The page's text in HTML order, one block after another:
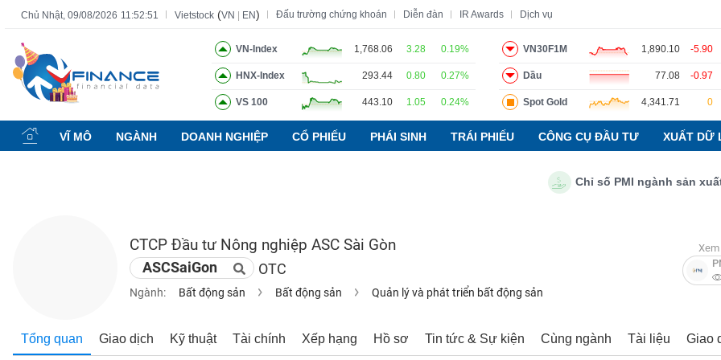
Chủ Nhật, 09/08/2026 11:52:52 Vietstock (VN EN) Đấu trường chứng khoán Diễn đàn IR Awards Dịch vụ
VN-Index 1,768.06 3.28 0.19%
HNX-Index 293.44 0.80 0.27%
VS 100 443.10 1.05 0.24%
VN30F1M 1,890.10 -5.90
Dầu 77.08 -0.97
Spot Gold 4,341.71 0
VĨ MÔ NGÀNH DOANH NGHIỆP CỔ PHIẾU PHÁI SINH TRÁI PHIẾU CÔNG CỤ ĐẦU TƯ XUẤT DỮ
Chỉ số PMI ngành sản xuất
CTCP Đầu tư Nông nghiệp ASC Sài Gòn
ASCSaiGon OTC
Ngành: Bất động sản Bất động sản Quản lý và phát triển bất động sản
Tổng quan Giao dịch Kỹ thuật Tài chính Xếp hạng Hồ sơ Tin tức & Sự kiện Cùng ngành Tài liệu Giao
Tất cả Tính năng Ngành Mã chứng khoán Lãnh đạo Báo cáo phân tích Thuật ngữ
Tính
năng
(-)
NGHIỆP